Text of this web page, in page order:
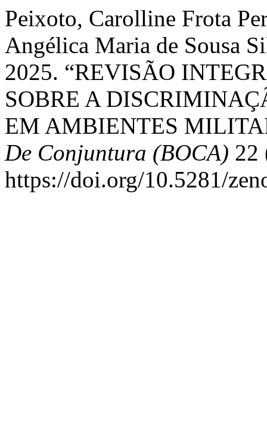
Peixoto, Carolline Frota
Angélica Maria de Sousa
2025. “REVISÃO
SOBRE A
EM AMBIENTES
De Conjuntura (BOCA) 22
https://doi.org/10.5281/